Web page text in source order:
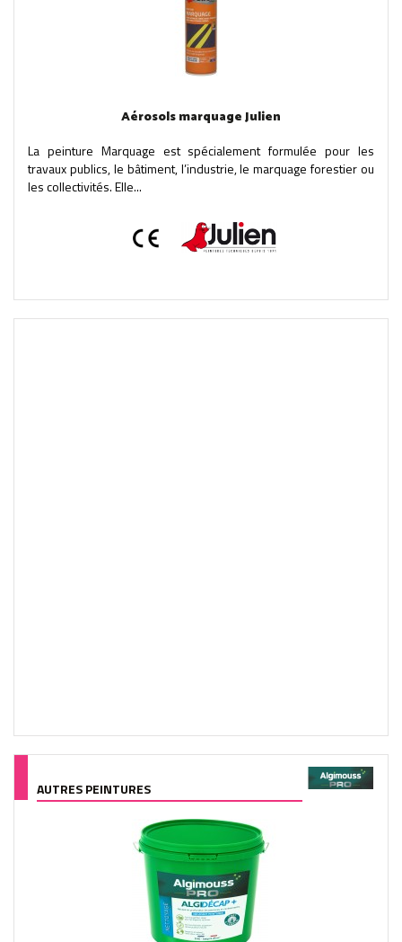
Aérosols marquage Julien
La peinture Marquage est spécialement formulée pour les
travaux publics, le bâtiment, l’industrie, le marquage forestier ou
les collectivités. Elle...
AUTRES PEINTURES